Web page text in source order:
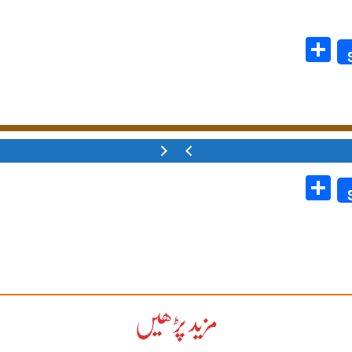
مزید پڑھیں